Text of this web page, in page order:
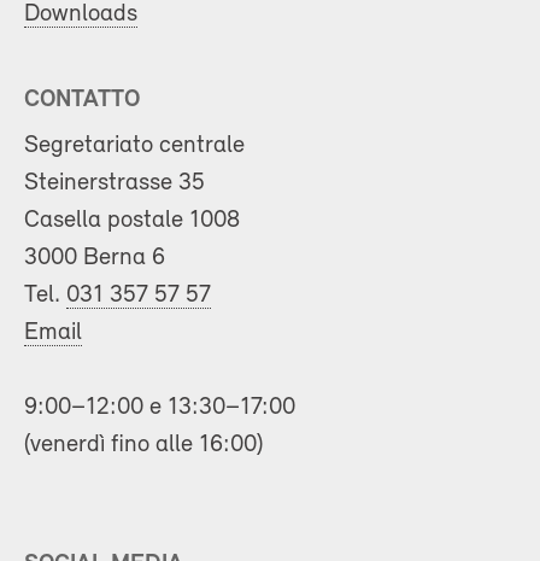
Downloads
CONTATTO
Segretariato centrale
Steinerstrasse 35
Casella postale 1008
3000 Berna 6
Tel. 031 357 57 57
Email
9:00–12:00 e 13:30–17:00
(venerdì fino alle 16:00)